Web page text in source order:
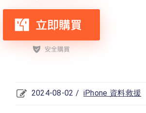
2024-08-02 / iPhone 資料救援